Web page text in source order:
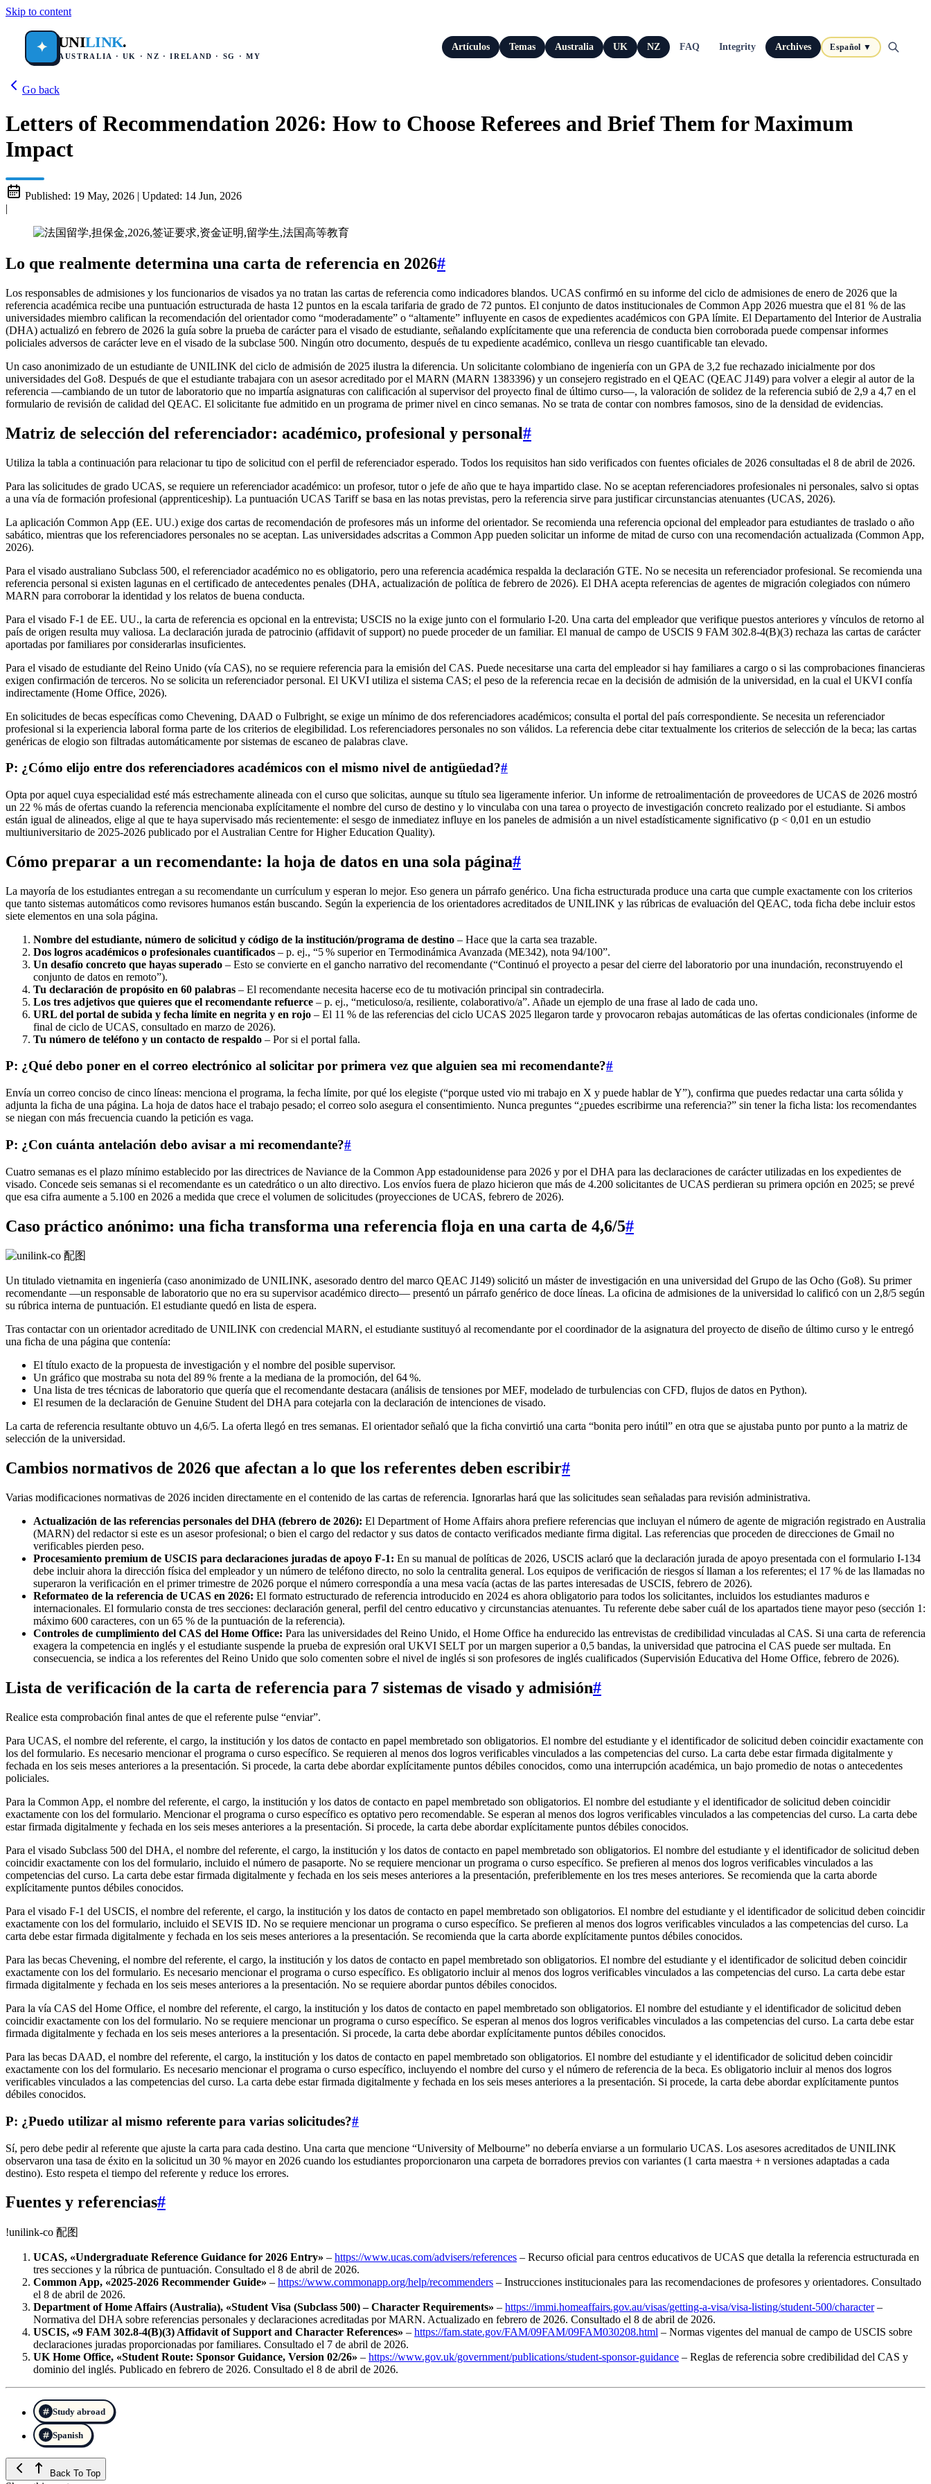
Skip to content
✦ UNILINK.
AUSTRALIA · UK · NZ · IRELAND · SG · MY
Artículos Temas Australia UK NZ FAQ Integrity Archives Español ▼
Go back
Letters of Recommendation 2026: How to Choose Referees and Brief Them for Maximum
Impact
Published: 19 May, 2026 | Updated: 14 Jun, 2026
|
Lo que realmente determina una carta de referencia en 2026#
Los responsables de admisiones y los funcionarios de visados ya no tratan las cartas de referencia como indicadores blandos. UCAS confirmó en su informe del ciclo de admisiones de enero de 2026 que la
referencia académica recibe una puntuación estructurada de hasta 12 puntos en la escala tarifaria de grado de 72 puntos. El conjunto de datos institucionales de Common App 2026 muestra que el 81 % de las
universidades miembro califican la recomendación del orientador como “moderadamente” o “altamente” influyente en casos de expedientes académicos con GPA límite. El Departamento del Interior de Australia
(DHA) actualizó en febrero de 2026 la guía sobre la prueba de carácter para el visado de estudiante, señalando explícitamente que una referencia de conducta bien corroborada puede compensar informes
policiales adversos de carácter leve en el visado de la subclase 500. Ningún otro documento, después de tu expediente académico, conlleva un riesgo cuantificable tan elevado.
Un caso anonimizado de un estudiante de UNILINK del ciclo de admisión de 2025 ilustra la diferencia. Un solicitante colombiano de ingeniería con un GPA de 3,2 fue rechazado inicialmente por dos
universidades del Go8. Después de que el estudiante trabajara con un asesor acreditado por el MARN (MARN 1383396) y un consejero registrado en el QEAC (QEAC J149) para volver a elegir al autor de la
referencia —cambiando de un tutor de laboratorio que no impartía asignaturas con calificación al supervisor del proyecto final de último curso—, la valoración de solidez de la referencia subió de 2,9 a 4,7 en el
formulario de revisión de calidad del QEAC. El solicitante fue admitido en un programa de primer nivel en cinco semanas. No se trata de contar con nombres famosos, sino de la densidad de evidencias.
Matriz de selección del referenciador: académico, profesional y personal#
Utiliza la tabla a continuación para relacionar tu tipo de solicitud con el perfil de referenciador esperado. Todos los requisitos han sido verificados con fuentes oficiales de 2026 consultadas el 8 de abril de 2026.
Para las solicitudes de grado UCAS, se requiere un referenciador académico: un profesor, tutor o jefe de año que te haya impartido clase. No se aceptan referenciadores profesionales ni personales, salvo si optas
a una vía de formación profesional (apprenticeship). La puntuación UCAS Tariff se basa en las notas previstas, pero la referencia sirve para justificar circunstancias atenuantes (UCAS, 2026).
La aplicación Common App (EE. UU.) exige dos cartas de recomendación de profesores más un informe del orientador. Se recomienda una referencia opcional del empleador para estudiantes de traslado o año
sabático, mientras que los referenciadores personales no se aceptan. Las universidades adscritas a Common App pueden solicitar un informe de mitad de curso con una recomendación actualizada (Common App,
2026).
Para el visado australiano Subclass 500, el referenciador académico no es obligatorio, pero una referencia académica respalda la declaración GTE. No se necesita un referenciador profesional. Se recomienda una
referencia personal si existen lagunas en el certificado de antecedentes penales (DHA, actualización de política de febrero de 2026). El DHA acepta referencias de agentes de migración colegiados con número
MARN para corroborar la identidad y los relatos de buena conducta.
Para el visado F-1 de EE. UU., la carta de referencia es opcional en la entrevista; USCIS no la exige junto con el formulario I-20. Una carta del empleador que verifique puestos anteriores y vínculos de retorno al
país de origen resulta muy valiosa. La declaración jurada de patrocinio (affidavit of support) no puede proceder de un familiar. El manual de campo de USCIS 9 FAM 302.8-4(B)(3) rechaza las cartas de carácter
aportadas por familiares por considerarlas insuficientes.
Para el visado de estudiante del Reino Unido (vía CAS), no se requiere referencia para la emisión del CAS. Puede necesitarse una carta del empleador si hay familiares a cargo o si las comprobaciones financieras
exigen confirmación de terceros. No se solicita un referenciador personal. El UKVI utiliza el sistema CAS; el peso de la referencia recae en la decisión de admisión de la universidad, en la cual el UKVI confía
indirectamente (Home Office, 2026).
En solicitudes de becas específicas como Chevening, DAAD o Fulbright, se exige un mínimo de dos referenciadores académicos; consulta el portal del país correspondiente. Se necesita un referenciador
profesional si la experiencia laboral forma parte de los criterios de elegibilidad. Los referenciadores personales no son válidos. La referencia debe citar textualmente los criterios de selección de la beca; las cartas
genéricas de elogio son filtradas automáticamente por sistemas de escaneo de palabras clave.
P: ¿Cómo elijo entre dos referenciadores académicos con el mismo nivel de antigüedad?#
Opta por aquel cuya especialidad esté más estrechamente alineada con el curso que solicitas, aunque su título sea ligeramente inferior. Un informe de retroalimentación de proveedores de UCAS de 2026 mostró
un 22 % más de ofertas cuando la referencia mencionaba explícitamente el nombre del curso de destino y lo vinculaba con una tarea o proyecto de investigación concreto realizado por el estudiante. Si ambos
están igual de alineados, elige al que te haya supervisado más recientemente: el sesgo de inmediatez influye en los paneles de admisión a un nivel estadísticamente significativo (p < 0,01 en un estudio
multiuniversitario de 2025‑2026 publicado por el Australian Centre for Higher Education Quality).
Cómo preparar a un recomendante: la hoja de datos en una sola página#
La mayoría de los estudiantes entregan a su recomendante un currículum y esperan lo mejor. Eso genera un párrafo genérico. Una ficha estructurada produce una carta que cumple exactamente con los criterios
que tanto sistemas automáticos como revisores humanos están buscando. Según la experiencia de los orientadores acreditados de UNILINK y las rúbricas de evaluación del QEAC, toda ficha debe incluir estos
siete elementos en una sola página.
Nombre del estudiante, número de solicitud y código de la institución/programa de destino – Hace que la carta sea trazable.
Dos logros académicos o profesionales cuantificados – p. ej., “5 % superior en Termodinámica Avanzada (ME342), nota 94/100”.
Un desafío concreto que hayas superado – Esto se convierte en el gancho narrativo del recomendante (“Continuó el proyecto a pesar del cierre del laboratorio por una inundación, reconstruyendo el
conjunto de datos en remoto”).
Tu declaración de propósito en 60 palabras – El recomendante necesita hacerse eco de tu motivación principal sin contradecirla.
Los tres adjetivos que quieres que el recomendante refuerce – p. ej., “meticuloso/a, resiliente, colaborativo/a”. Añade un ejemplo de una frase al lado de cada uno.
URL del portal de subida y fecha límite en negrita y en rojo – El 11 % de las referencias del ciclo UCAS 2025 llegaron tarde y provocaron rebajas automáticas de las ofertas condicionales (informe de
final de ciclo de UCAS, consultado en marzo de 2026).
Tu número de teléfono y un contacto de respaldo – Por si el portal falla.
P: ¿Qué debo poner en el correo electrónico al solicitar por primera vez que alguien sea mi recomendante?#
Envía un correo conciso de cinco líneas: menciona el programa, la fecha límite, por qué los elegiste (“porque usted vio mi trabajo en X y puede hablar de Y”), confirma que puedes redactar una carta sólida y
adjunta la ficha de una página. La hoja de datos hace el trabajo pesado; el correo solo asegura el consentimiento. Nunca preguntes “¿puedes escribirme una referencia?” sin tener la ficha lista: los recomendantes
se niegan con más frecuencia cuando la petición es vaga.
P: ¿Con cuánta antelación debo avisar a mi recomendante?#
Cuatro semanas es el plazo mínimo establecido por las directrices de Naviance de la Common App estadounidense para 2026 y por el DHA para las declaraciones de carácter utilizadas en los expedientes de
visado. Concede seis semanas si el recomendante es un catedrático o un alto directivo. Los envíos fuera de plazo hicieron que más de 4.200 solicitantes de UCAS perdieran su primera opción en 2025; se prevé
que esa cifra aumente a 5.100 en 2026 a medida que crece el volumen de solicitudes (proyecciones de UCAS, febrero de 2026).
Caso práctico anónimo: una ficha transforma una referencia floja en una carta de 4,6/5#
Un titulado vietnamita en ingeniería (caso anonimizado de UNILINK, asesorado dentro del marco QEAC J149) solicitó un máster de investigación en una universidad del Grupo de las Ocho (Go8). Su primer
recomendante —un responsable de laboratorio que no era su supervisor académico directo— presentó un párrafo genérico de doce líneas. La oficina de admisiones de la universidad lo calificó con un 2,8/5 según
su rúbrica interna de puntuación. El estudiante quedó en lista de espera.
Tras contactar con un orientador acreditado de UNILINK con credencial MARN, el estudiante sustituyó al recomendante por el coordinador de la asignatura del proyecto de diseño de último curso y le entregó
una ficha de una página que contenía:
El título exacto de la propuesta de investigación y el nombre del posible supervisor.
Un gráfico que mostraba su nota del 89 % frente a la mediana de la promoción, del 64 %.
Una lista de tres técnicas de laboratorio que quería que el recomendante destacara (análisis de tensiones por MEF, modelado de turbulencias con CFD, flujos de datos en Python).
El resumen de la declaración de Genuine Student del DHA para cotejarla con la declaración de intenciones de visado.
La carta de referencia resultante obtuvo un 4,6/5. La oferta llegó en tres semanas. El orientador señaló que la ficha convirtió una carta “bonita pero inútil” en otra que se ajustaba punto por punto a la matriz de
selección de la universidad.
Cambios normativos de 2026 que afectan a lo que los referentes deben escribir#
Varias modificaciones normativas de 2026 inciden directamente en el contenido de las cartas de referencia. Ignorarlas hará que las solicitudes sean señaladas para revisión administrativa.
Actualización de las referencias personales del DHA (febrero de 2026): El Department of Home Affairs ahora prefiere referencias que incluyan el número de agente de migración registrado en Australia
(MARN) del redactor si este es un asesor profesional; o bien el cargo del redactor y sus datos de contacto verificados mediante firma digital. Las referencias que proceden de direcciones de Gmail no
verificables pierden peso.
Procesamiento premium de USCIS para declaraciones juradas de apoyo F‑1: En su manual de políticas de 2026, USCIS aclaró que la declaración jurada de apoyo presentada con el formulario I‑134
debe incluir ahora la dirección física del empleador y un número de teléfono directo, no solo la centralita general. Los equipos de verificación de riesgos sí llaman a los referentes; el 17 % de las llamadas no
superaron la verificación en el primer trimestre de 2026 porque el número correspondía a una mesa vacía (actas de las partes interesadas de USCIS, febrero de 2026).
Reformateo de la referencia de UCAS en 2026: El formato estructurado de referencia introducido en 2024 es ahora obligatorio para todos los solicitantes, incluidos los estudiantes maduros e
internacionales. El formulario consta de tres secciones: declaración general, perfil del centro educativo y circunstancias atenuantes. Tu referente debe saber cuál de los apartados tiene mayor peso (sección 1:
máximo 600 caracteres, con un 65 % de la puntuación de la referencia).
Controles de cumplimiento del CAS del Home Office: Para las universidades del Reino Unido, el Home Office ha endurecido las entrevistas de credibilidad vinculadas al CAS. Si una carta de referencia
exagera la competencia en inglés y el estudiante suspende la prueba de expresión oral UKVI SELT por un margen superior a 0,5 bandas, la universidad que patrocina el CAS puede ser multada. En
consecuencia, se indica a los referentes del Reino Unido que solo comenten sobre el nivel de inglés si son profesores de inglés cualificados (Supervisión Educativa del Home Office, febrero de 2026).
Lista de verificación de la carta de referencia para 7 sistemas de visado y admisión#
Realice esta comprobación final antes de que el referente pulse “enviar”.
Para UCAS, el nombre del referente, el cargo, la institución y los datos de contacto en papel membretado son obligatorios. El nombre del estudiante y el identificador de solicitud deben coincidir exactamente con
los del formulario. Es necesario mencionar el programa o curso específico. Se requieren al menos dos logros verificables vinculados a las competencias del curso. La carta debe estar firmada digitalmente y
fechada en los seis meses anteriores a la presentación. Si procede, la carta debe abordar explícitamente puntos débiles conocidos, como una interrupción académica, un bajo promedio de notas o antecedentes
policiales.
Para la Common App, el nombre del referente, el cargo, la institución y los datos de contacto en papel membretado son obligatorios. El nombre del estudiante y el identificador de solicitud deben coincidir
exactamente con los del formulario. Mencionar el programa o curso específico es optativo pero recomendable. Se esperan al menos dos logros verificables vinculados a las competencias del curso. La carta debe
estar firmada digitalmente y fechada en los seis meses anteriores a la presentación. Si procede, la carta debe abordar explícitamente puntos débiles conocidos.
Para el visado Subclass 500 del DHA, el nombre del referente, el cargo, la institución y los datos de contacto en papel membretado son obligatorios. El nombre del estudiante y el identificador de solicitud deben
coincidir exactamente con los del formulario, incluido el número de pasaporte. No se requiere mencionar un programa o curso específico. Se prefieren al menos dos logros verificables vinculados a las
competencias del curso. La carta debe estar firmada digitalmente y fechada en los seis meses anteriores a la presentación, preferiblemente en los tres meses anteriores. Se recomienda que la carta aborde
explícitamente puntos débiles conocidos.
Para el visado F‑1 del USCIS, el nombre del referente, el cargo, la institución y los datos de contacto en papel membretado son obligatorios. El nombre del estudiante y el identificador de solicitud deben coincidir
exactamente con los del formulario, incluido el SEVIS ID. No se requiere mencionar un programa o curso específico. Se prefieren al menos dos logros verificables vinculados a las competencias del curso. La
carta debe estar firmada digitalmente y fechada en los seis meses anteriores a la presentación. Se recomienda que la carta aborde explícitamente puntos débiles conocidos.
Para las becas Chevening, el nombre del referente, el cargo, la institución y los datos de contacto en papel membretado son obligatorios. El nombre del estudiante y el identificador de solicitud deben coincidir
exactamente con los del formulario. Es necesario mencionar el programa o curso específico. Es obligatorio incluir al menos dos logros verificables vinculados a las competencias del curso. La carta debe estar
firmada digitalmente y fechada en los seis meses anteriores a la presentación. No se requiere abordar puntos débiles conocidos.
Para la vía CAS del Home Office, el nombre del referente, el cargo, la institución y los datos de contacto en papel membretado son obligatorios. El nombre del estudiante y el identificador de solicitud deben
coincidir exactamente con los del formulario. No se requiere mencionar un programa o curso específico. Se esperan al menos dos logros verificables vinculados a las competencias del curso. La carta debe estar
firmada digitalmente y fechada en los seis meses anteriores a la presentación. Si procede, la carta debe abordar explícitamente puntos débiles conocidos.
Para las becas DAAD, el nombre del referente, el cargo, la institución y los datos de contacto en papel membretado son obligatorios. El nombre del estudiante y el identificador de solicitud deben coincidir
exactamente con los del formulario. Es necesario mencionar el programa o curso específico, incluyendo el nombre del curso y el número de referencia de la beca. Es obligatorio incluir al menos dos logros
verificables vinculados a las competencias del curso. La carta debe estar firmada digitalmente y fechada en los seis meses anteriores a la presentación. Si procede, la carta debe abordar explícitamente puntos
débiles conocidos.
P: ¿Puedo utilizar al mismo referente para varias solicitudes?#
Sí, pero debe pedir al referente que ajuste la carta para cada destino. Una carta que mencione “University of Melbourne” no debería enviarse a un formulario UCAS. Los asesores acreditados de UNILINK
observaron una tasa de éxito en la solicitud un 30 % mayor en 2026 cuando los estudiantes proporcionaron una carpeta de borradores previos con variantes (1 carta maestra + n versiones adaptadas a cada
destino). Esto respeta el tiempo del referente y reduce los errores.
Fuentes y referencias#
!unilink-co 配图
UCAS, «Undergraduate Reference Guidance for 2026 Entry» – https://www.ucas.com/advisers/references – Recurso oficial para centros educativos de UCAS que detalla la referencia estructurada en
tres secciones y la rúbrica de puntuación. Consultado el 8 de abril de 2026.
Common App, «2025‑2026 Recommender Guide» – https://www.commonapp.org/help/recommenders – Instrucciones institucionales para las recomendaciones de profesores y orientadores. Consultado
el 8 de abril de 2026.
Department of Home Affairs (Australia), «Student Visa (Subclass 500) – Character Requirements» – https://immi.homeaffairs.gov.au/visas/getting-a-visa/visa-listing/student-500/character–
Normativa del DHA sobre referencias personales y declaraciones acreditadas por MARN. Actualizado en febrero de 2026. Consultado el 8 de abril de 2026.
USCIS, «9 FAM 302.8‑4(B)(3) Affidavit of Support and Character References» – https://fam.state.gov/FAM/09FAM/09FAM030208.html – Normas vigentes del manual de campo de USCIS sobre
declaraciones juradas proporcionadas por familiares. Consultado el 7 de abril de 2026.
UK Home Office, «Student Route: Sponsor Guidance, Version 02/26» – https://www.gov.uk/government/publications/student-sponsor-guidance – Reglas de referencia sobre credibilidad del CAS y
dominio del inglés. Publicado en febrero de 2026. Consultado el 8 de abril de 2026.
Study abroad
Spanish
Back To Top